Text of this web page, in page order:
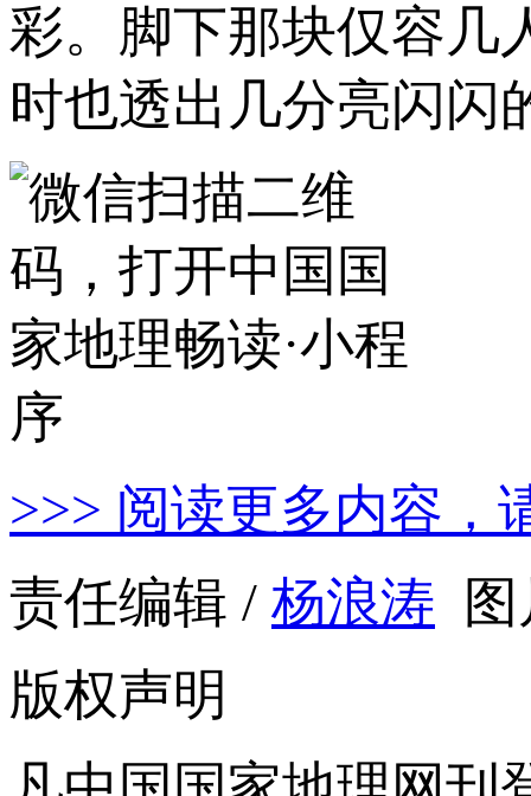
彩。脚下那块仅容几
时也透出几分亮闪闪
>>> 阅读更多内容，
责任编辑 / 杨浪涛
版权声明